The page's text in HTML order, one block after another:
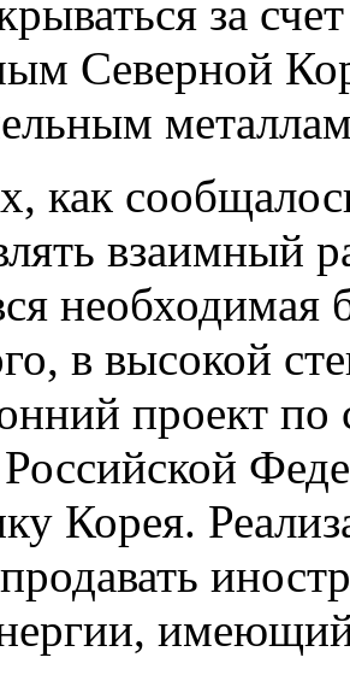
за
Северной
как
взаимный
необходимая
в высокой
проект по
Корея.